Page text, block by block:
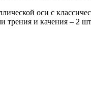
оси с
трения и качения – 2